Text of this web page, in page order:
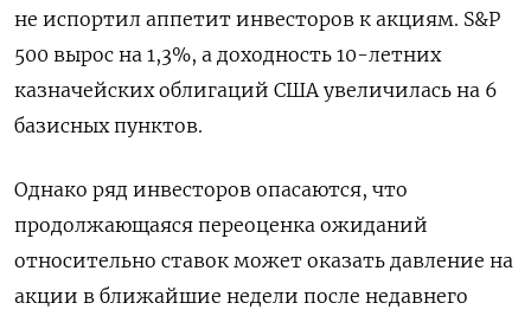
не испортил аппетит инвесторов к акциям. S&P
500 вырос на 1,3%, а доходность 10-летних
казначейских облигаций США увеличилась на 6
базисных пунктов.
Однако ряд инвесторов опасаются, что
продолжающаяся переоценка ожиданий
относительно ставок может оказать давление на
акции в ближайшие недели после недавнего